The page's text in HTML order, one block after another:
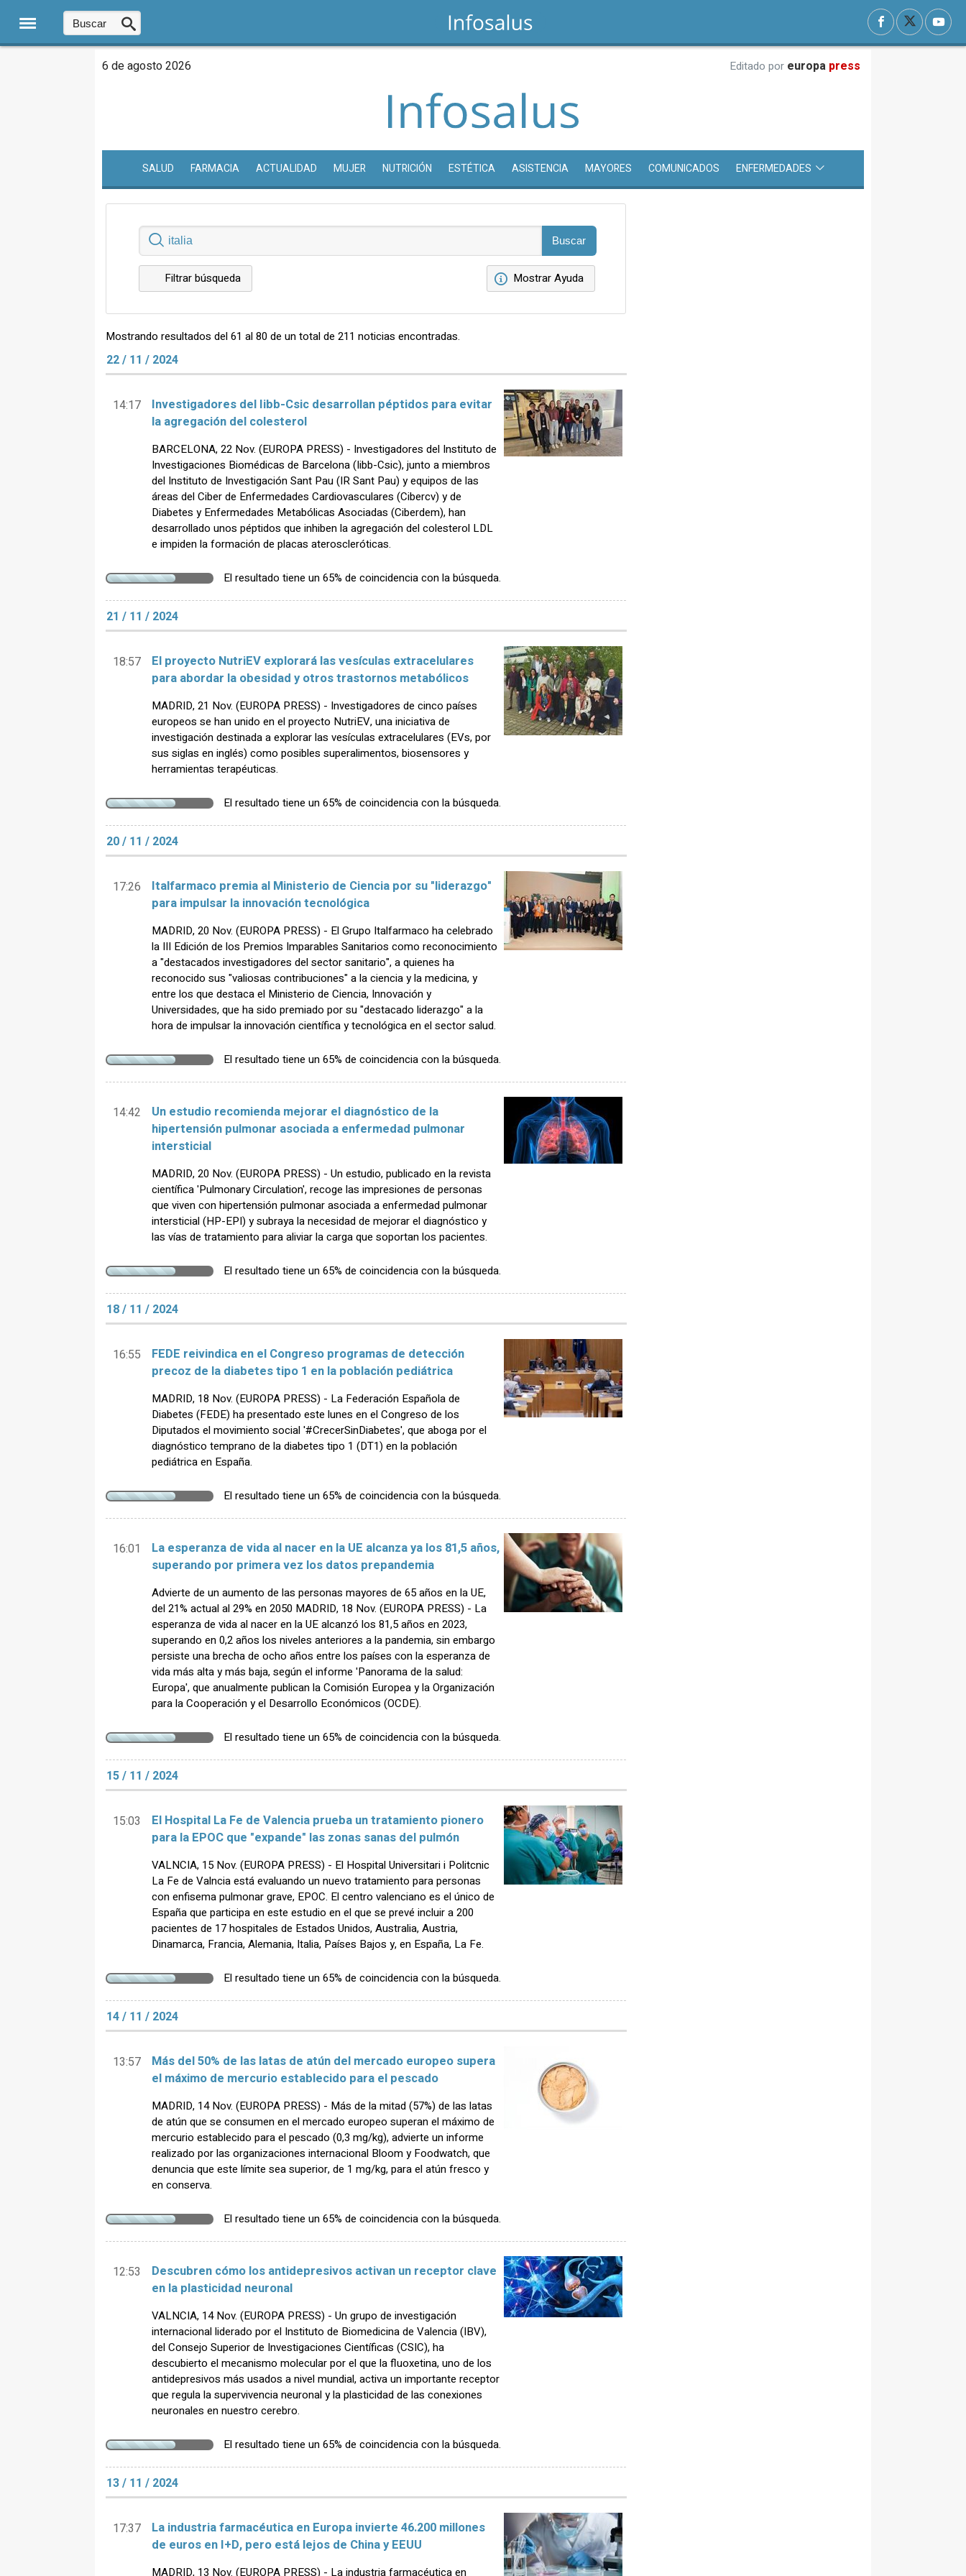
6 de agosto 2026 Editado por europa press
SALUD FARMACIA ACTUALIDAD MUJER NUTRICIÓN ESTÉTICA ASISTENCIA MAYORES COMUNICADOS ENFERMEDADES
Filtrar búsqueda Mostrar Ayuda
Mostrando resultados del 61 al 80 de un total de 211 noticias encontradas.
22 / 11 / 2024
14:17
Investigadores del Iibb-Csic desarrollan péptidos para evitar
la agregación del colesterol
BARCELONA, 22 Nov. (EUROPA PRESS) - Investigadores del Instituto de
Investigaciones Biomédicas de Barcelona (Iibb-Csic), junto a miembros
del Instituto de Investigación Sant Pau (IR Sant Pau) y equipos de las
áreas del Ciber de Enfermedades Cardiovasculares (Cibercv) y de
Diabetes y Enfermedades Metabólicas Asociadas (Ciberdem), han
desarrollado unos péptidos que inhiben la agregación del colesterol LDL
e impiden la formación de placas ateroscleróticas.
El resultado tiene un 65% de coincidencia con la búsqueda.
21 / 11 / 2024
18:57
El proyecto NutriEV explorará las vesículas extracelulares
para abordar la obesidad y otros trastornos metabólicos
MADRID, 21 Nov. (EUROPA PRESS) - Investigadores de cinco países
europeos se han unido en el proyecto NutriEV, una iniciativa de
investigación destinada a explorar las vesículas extracelulares (EVs, por
sus siglas en inglés) como posibles superalimentos, biosensores y
herramientas terapéuticas.
El resultado tiene un 65% de coincidencia con la búsqueda.
20 / 11 / 2024
17:26
Italfarmaco premia al Ministerio de Ciencia por su "liderazgo"
para impulsar la innovación tecnológica
MADRID, 20 Nov. (EUROPA PRESS) - El Grupo Italfarmaco ha celebrado
la III Edición de los Premios Imparables Sanitarios como reconocimiento
a "destacados investigadores del sector sanitario", a quienes ha
reconocido sus "valiosas contribuciones" a la ciencia y la medicina, y
entre los que destaca el Ministerio de Ciencia, Innovación y
Universidades, que ha sido premiado por su "destacado liderazgo" a la
hora de impulsar la innovación científica y tecnológica en el sector salud.
El resultado tiene un 65% de coincidencia con la búsqueda.
14:42
Un estudio recomienda mejorar el diagnóstico de la
hipertensión pulmonar asociada a enfermedad pulmonar
intersticial
MADRID, 20 Nov. (EUROPA PRESS) - Un estudio, publicado en la revista
científica 'Pulmonary Circulation', recoge las impresiones de personas
que viven con hipertensión pulmonar asociada a enfermedad pulmonar
intersticial (HP-EPI) y subraya la necesidad de mejorar el diagnóstico y
las vías de tratamiento para aliviar la carga que soportan los pacientes.
El resultado tiene un 65% de coincidencia con la búsqueda.
18 / 11 / 2024
16:55
FEDE reivindica en el Congreso programas de detección
precoz de la diabetes tipo 1 en la población pediátrica
MADRID, 18 Nov. (EUROPA PRESS) - La Federación Española de
Diabetes (FEDE) ha presentado este lunes en el Congreso de los
Diputados el movimiento social '#CrecerSinDiabetes', que aboga por el
diagnóstico temprano de la diabetes tipo 1 (DT1) en la población
pediátrica en España.
El resultado tiene un 65% de coincidencia con la búsqueda.
16:01
La esperanza de vida al nacer en la UE alcanza ya los 81,5 años,
superando por primera vez los datos prepandemia
Advierte de un aumento de las personas mayores de 65 años en la UE,
del 21% actual al 29% en 2050 MADRID, 18 Nov. (EUROPA PRESS) - La
esperanza de vida al nacer en la UE alcanzó los 81,5 años en 2023,
superando en 0,2 años los niveles anteriores a la pandemia, sin embargo
persiste una brecha de ocho años entre los países con la esperanza de
vida más alta y más baja, según el informe 'Panorama de la salud:
Europa', que anualmente publican la Comisión Europea y la Organización
para la Cooperación y el Desarrollo Económicos (OCDE).
El resultado tiene un 65% de coincidencia con la búsqueda.
15 / 11 / 2024
15:03
El Hospital La Fe de Valencia prueba un tratamiento pionero
para la EPOC que "expande" las zonas sanas del pulmón
VALNCIA, 15 Nov. (EUROPA PRESS) - El Hospital Universitari i Politcnic
La Fe de Valncia está evaluando un nuevo tratamiento para personas
con enfisema pulmonar grave, EPOC. El centro valenciano es el único de
España que participa en este estudio en el que se prevé incluir a 200
pacientes de 17 hospitales de Estados Unidos, Australia, Austria,
Dinamarca, Francia, Alemania, Italia, Países Bajos y, en España, La Fe.
El resultado tiene un 65% de coincidencia con la búsqueda.
14 / 11 / 2024
13:57
Más del 50% de las latas de atún del mercado europeo supera
el máximo de mercurio establecido para el pescado
MADRID, 14 Nov. (EUROPA PRESS) - Más de la mitad (57%) de las latas
de atún que se consumen en el mercado europeo superan el máximo de
mercurio establecido para el pescado (0,3 mg/kg), advierte un informe
realizado por las organizaciones internacional Bloom y Foodwatch, que
denuncia que este límite sea superior, de 1 mg/kg, para el atún fresco y
en conserva.
El resultado tiene un 65% de coincidencia con la búsqueda.
12:53
Descubren cómo los antidepresivos activan un receptor clave
en la plasticidad neuronal
VALNCIA, 14 Nov. (EUROPA PRESS) - Un grupo de investigación
internacional liderado por el Instituto de Biomedicina de Valencia (IBV),
del Consejo Superior de Investigaciones Científicas (CSIC), ha
descubierto el mecanismo molecular por el que la fluoxetina, uno de los
antidepresivos más usados a nivel mundial, activa un importante receptor
que regula la supervivencia neuronal y la plasticidad de las conexiones
neuronales en nuestro cerebro.
El resultado tiene un 65% de coincidencia con la búsqueda.
13 / 11 / 2024
17:37
La industria farmacéutica en Europa invierte 46.200 millones
de euros en I+D, pero está lejos de China y EEUU
MADRID, 13 Nov. (EUROPA PRESS) - La industria farmacéutica en